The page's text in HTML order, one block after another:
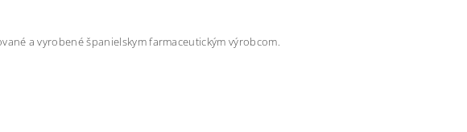
a vyrobené španielskym farmaceutickým výrobcom.